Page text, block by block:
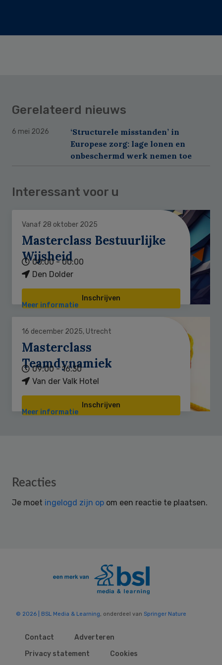
Gerelateerd nieuws
6 mei 2026
‘Structurele misstanden’ in
Europese zorg: lage lonen en
onbeschermd werk nemen toe
Interessant voor u
Vanaf 28 oktober 2025
Masterclass Bestuurlijke
Wijsheid
00:00 - 00:00
Den Dolder
Inschrijven
Meer informatie
16 december 2025, Utrecht
Masterclass
Teamdynamiek
09:00 - 16:30
Van der Valk Hotel
Inschrijven
Meer informatie
Reader
Reacties
Je moet ingelogd zijn op om een reactie te plaatsen.
© 2026 | BSL Media & Learning, onderdeel van Springer Nature
Contact
Adverteren
Privacy statement
Cookies